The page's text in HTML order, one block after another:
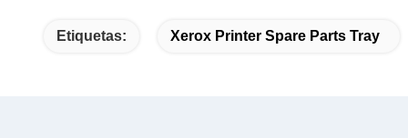
Etiquetas: Xerox Printer Spare Parts Tray